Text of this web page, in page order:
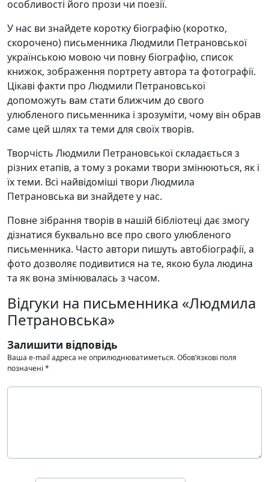
особливості його прози чи поезії.
У нас ви знайдете коротку біографію (коротко,
скорочено) письменника Людмили Петрановської
українською мовою чи повну біографію, список
книжок, зображення портрету автора та фотографії.
Цікаві факти про Людмили Петрановської
допоможуть вам стати ближчим до свого
улюбленого письменника і зрозуміти, чому він обрав
саме цей шлях та теми для своїх творів.
Творчість Людмили Петрановської складається з
різних етапів, а тому з роками твори змінюються, як і
їх теми. Всі найвідоміші твори Людмила
Петрановська ви знайдете у нас.
Повне зібрання творів в нашій бібліотеці дає змогу
дізнатися буквально все про свого улюбленого
письменника. Часто автори пишуть автобіографії, а
фото дозволяє подивитися на те, якою була людина
та як вона змінювалась з часом.
Відгуки на письменника «Людмила
Петрановська»
Залишити відповідь
Ваша e-mail адреса не оприлюднюватиметься.Обов’язкові поля
позначені *